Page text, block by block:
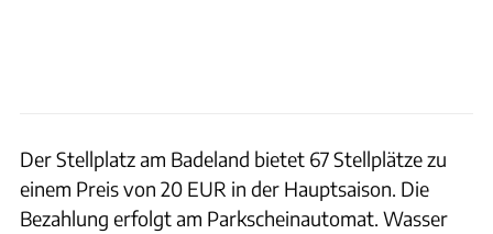
Der Stellplatz am Badeland bietet 67 Stellplätze zu
einem Preis von 20 EUR in der Hauptsaison. Die
Bezahlung erfolgt am Parkscheinautomat. Wasser